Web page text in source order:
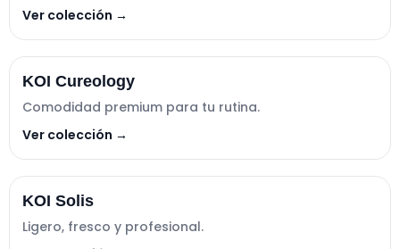
Ver colección →
KOI Cureology
Comodidad premium para tu rutina.
Ver colección →
KOI Solis
Ligero, fresco y profesional.